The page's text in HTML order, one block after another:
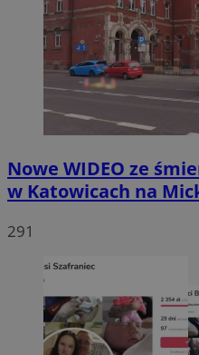
Nowe WIDEO ze
w Katowicach na
291